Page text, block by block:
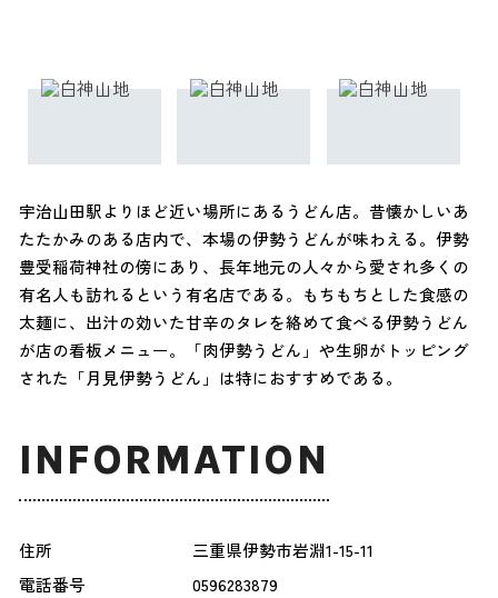
宇治山田駅よりほど近い場所にあるうどん店。昔懐かしいあ
たたかみのある店内で、本場の伊勢うどんが味わえる。伊勢
豊受稲荷神社の傍にあり、長年地元の人々から愛され多くの
有名人も訪れるという有名店である。もちもちとした食感の
太麺に、出汁の効いた甘辛のタレを絡めて食べる伊勢うどん
が店の看板メニュー。「肉伊勢うどん」や生卵がトッピング
された「月見伊勢うどん」は特におすすめである。
INFORMATION
住所
三重県伊勢市岩淵1-15-11
電話番号
0596283879